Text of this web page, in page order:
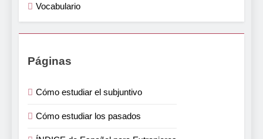
Vocabulario
Páginas
Cómo estudiar el subjuntivo
Cómo estudiar los pasados